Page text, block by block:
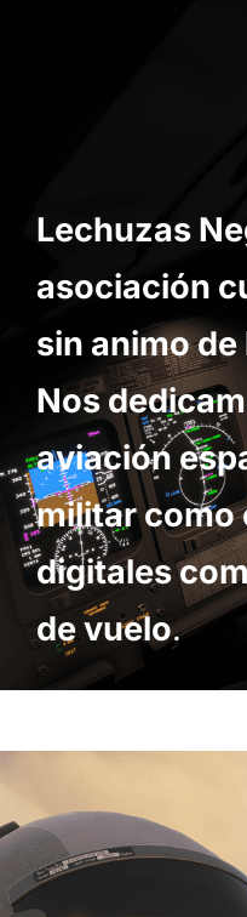
Lechuzas
asociación
sin animo
Nos
aviación
militar como
digitales
de vuelo.